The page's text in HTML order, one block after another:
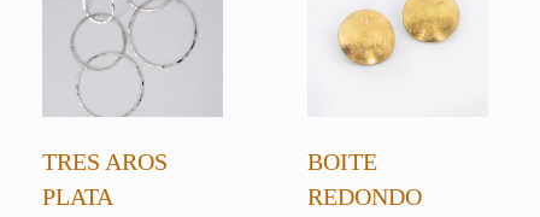
TRES AROS
PLATA
BOITE
REDONDO